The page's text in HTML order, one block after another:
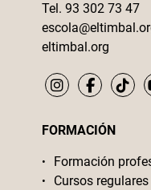
Tel. 93 302 73 47
eltimbal.org
FORMACIÓN
Formación
Cursos